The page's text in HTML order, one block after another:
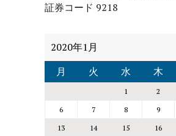
証券コード 9218
2020年1月
月
火 水 木
1 2
6
7 8 9
13
14 15 16